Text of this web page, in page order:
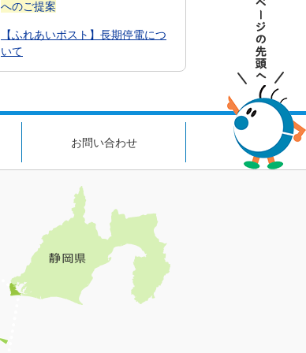
へのご提案
【ふれあいポスト】長期停電につ
いて
お問い合わせ